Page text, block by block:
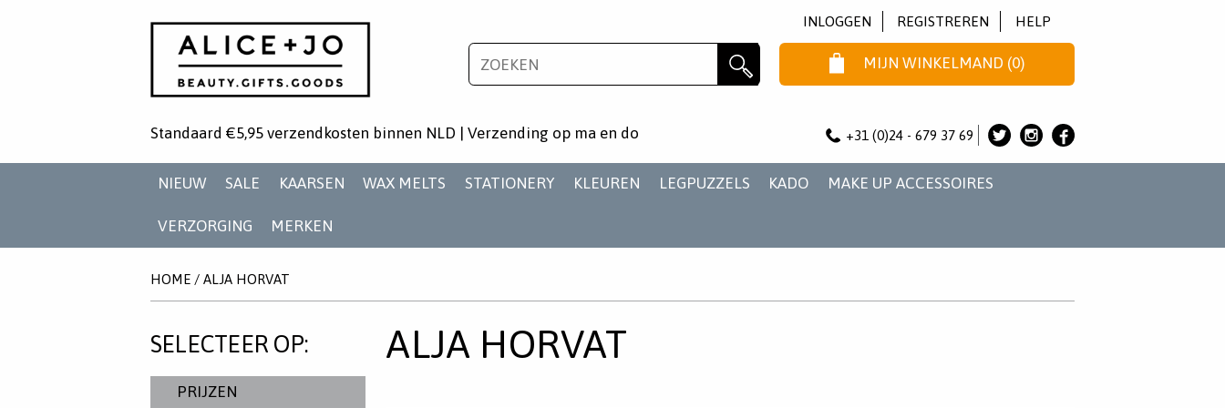
INLOGGEN REGISTREREN HELP
MIJN WINKELMAND (0)
Standaard €5,95 verzendkosten binnen NLD | Verzending op ma en do
+31 (0)24 - 679 37 69
NIEUW SALE KAARSEN WAX MELTS STATIONERY KLEUREN LEGPUZZELS KADO MAKE UP ACCESSOIRES
VERZORGING MERKEN
HOME/ ALJA HORVAT
SELECTEER OP:
PRIJZEN
ALJA HORVAT
NIEUWSBRIEF
Wil je als eerste op de hoogste zijn van het laatste
nieuws en aanbiedingen?
AANMELDEN